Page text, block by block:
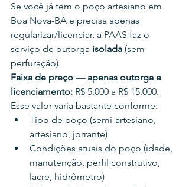
Se você já tem o poço artesiano em
Boa Nova-BA e precisa apenas
regularizar/licenciar, a PAAS faz o
serviço de outorga isolada (sem
perfuração).
Faixa de preço — apenas outorga e
licenciamento: R$ 5.000 a R$ 15.000.
Esse valor varia bastante conforme:
Tipo de poço (semi-artesiano,
artesiano, jorrante)
Condições atuais do poço (idade,
manutenção, perfil construtivo,
lacre, hidrômetro)